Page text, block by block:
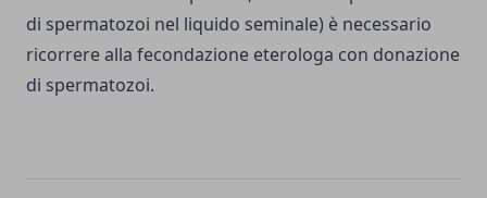
di spermatozoi nel liquido seminale) è necessario
ricorrere alla fecondazione eterologa con donazione
di spermatozoi.